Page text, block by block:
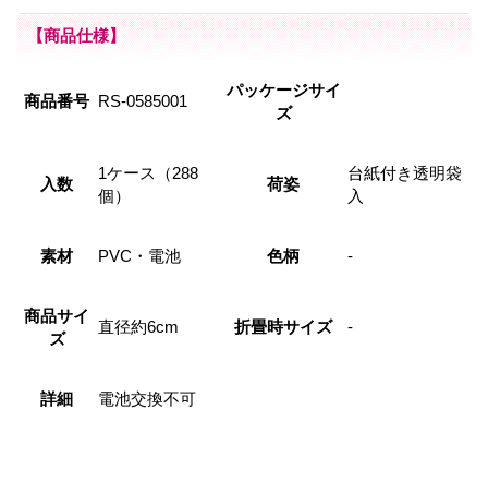
【商品仕様】
商品番号 RS-0585001
パッケージサイ
ズ
入数
1ケース（288
個）
荷姿
台紙付き透明袋
入
素材 PVC・電池 色柄 -
商品サイ
ズ
直径約6cm 折畳時サイズ -
詳細 電池交換不可